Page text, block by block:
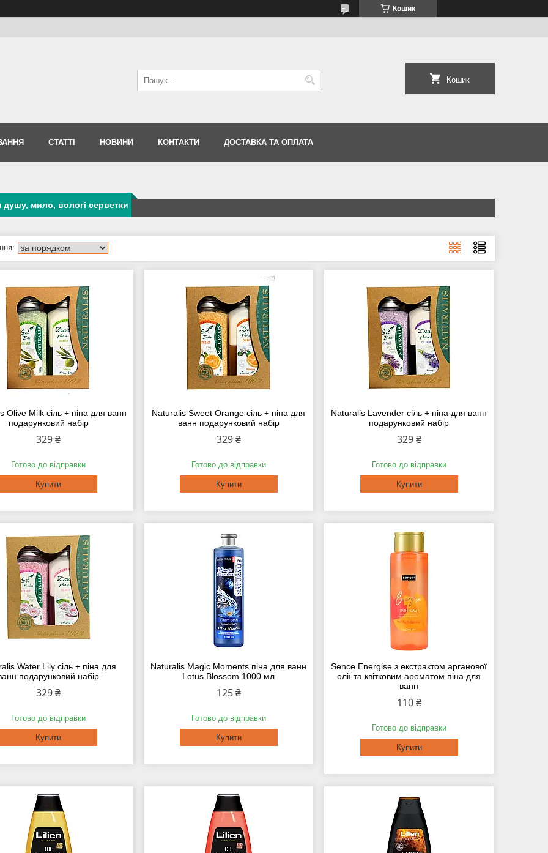
Кошик
Кошик
СТАТТІ НОВИНИ КОНТАКТИ ДОСТАВКА ТА ОПЛАТА
душу, мило, вологі серветки
Olive Milk сіль + піна для ванн
подарунковий набір
329 ₴
Готово до відправки
Купити
Naturalis Sweet Orange сіль + піна для
ванн подарунковий набір
329 ₴
Готово до відправки
Купити
Naturalis Lavender сіль + піна для ванн
подарунковий набір
329 ₴
Готово до відправки
Купити
Water Lily сіль + піна для
подарунковий набір
329 ₴
Готово до відправки
Купити
Naturalis Magic Moments піна для ванн
Lotus Blossom 1000 мл
125 ₴
Готово до відправки
Купити
Sence Energise з екстрактом арганової
олії та квітковим ароматом піна для
ванн
110 ₴
Готово до відправки
Купити